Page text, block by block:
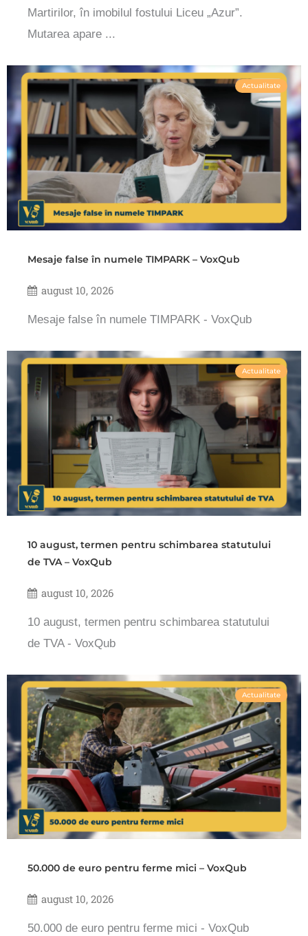
Martirilor, în imobilul fostului Liceu „Azur”.
Mutarea apare ...
Actualitate
Mesaje false în numele TIMPARK – VoxQub
august 10, 2026
Mesaje false în numele TIMPARK - VoxQub
Actualitate
10 august, termen pentru schimbarea statutului
de TVA – VoxQub
august 10, 2026
10 august, termen pentru schimbarea statutului
de TVA - VoxQub
Actualitate
50.000 de euro pentru ferme mici – VoxQub
august 10, 2026
50.000 de euro pentru ferme mici - VoxQub